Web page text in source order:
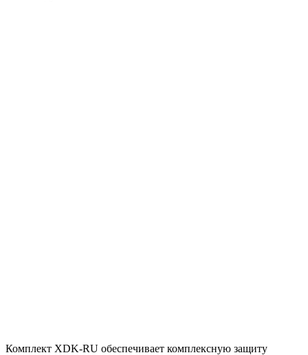
Комплект XDK-RU обеспечивает комплексную защиту